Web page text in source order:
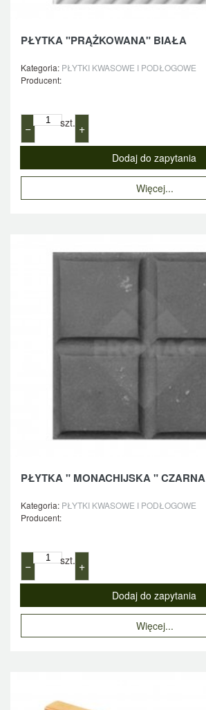
PŁYTKA "PRĄŻKOWANA" BIAŁA
Kategoria: PŁYTKI KWASOWE I PODŁOGOWE
Producent:
− szt. +
Więcej...
PŁYTKA " MONACHIJSKA " CZARNA
Kategoria: PŁYTKI KWASOWE I PODŁOGOWE
Producent:
− szt. +
Więcej...